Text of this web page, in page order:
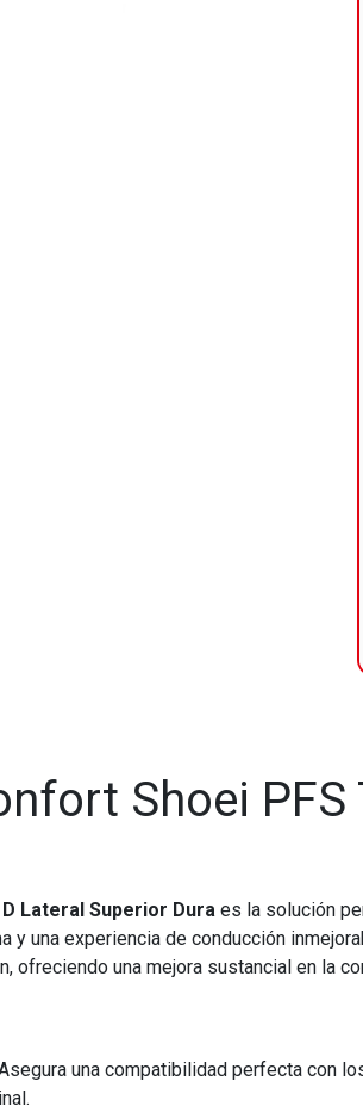
Shoei PFS
Lateral Superior Dura es la solución
y una experiencia de conducción
ofreciendo una mejora sustancial en la
una compatibilidad perfecta con